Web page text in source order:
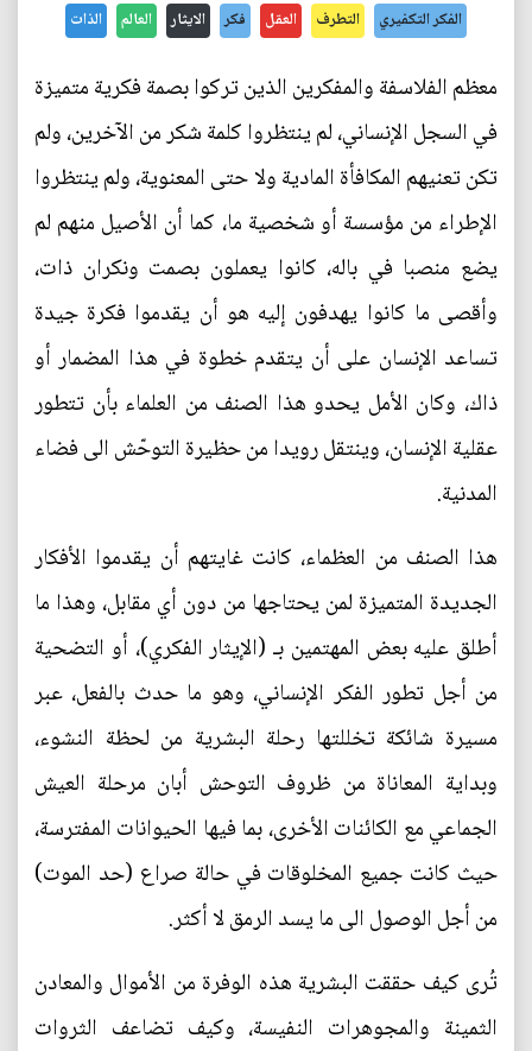
الفكر التكفيري التطرف العقل فكر الايثار العالم الذات
معظم الفلاسفة والمفكرين الذين تركوا بصمة فكرية متميزة
في السجل الإنساني، لم ينتظروا كلمة شكر من الآخرين، ولم
تكن تعنيهم المكافأة المادية ولا حتى المعنوية، ولم ينتظروا
الإطراء من مؤسسة أو شخصية ما، كما أن الأصيل منهم لم
يضع منصبا في باله، كانوا يعملون بصمت ونكران ذات،
وأقصى ما كانوا يهدفون إليه هو أن يقدموا فكرة جيدة
تساعد الإنسان على أن يتقدم خطوة في هذا المضمار أو
ذاك، وكان الأمل يحدو هذا الصنف من العلماء بأن تتطور
عقلية الإنسان، وينتقل رويدا من حظيرة التوحّش الى فضاء
المدنية.
هذا الصنف من العظماء، كانت غايتهم أن يقدموا الأفكار
الجديدة المتميزة لمن يحتاجها من دون أي مقابل، وهذا ما
أطلق عليه بعض المهتمين بـ (الإيثار الفكري)، أو التضحية
من أجل تطور الفكر الإنساني، وهو ما حدث بالفعل، عبر
مسيرة شائكة تخللتها رحلة البشرية من لحظة النشوء،
وبداية المعاناة من ظروف التوحش أبان مرحلة العيش
الجماعي مع الكائنات الأخرى، بما فيها الحيوانات المفترسة،
حيث كانت جميع المخلوقات في حالة صراع (حد الموت)
من أجل الوصول الى ما يسد الرمق لا أكثر.
تُرى كيف حققت البشرية هذه الوفرة من الأموال والمعادن
الثمينة والمجوهرات النفيسة، وكيف تضاعف الثروات